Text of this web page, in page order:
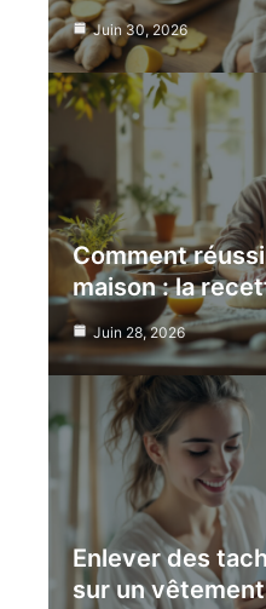
Juin 30, 2026
Comment
maison : la
Juin 28, 2026
Enlever des
sur un vêtement